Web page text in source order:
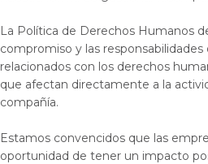
La Política de Derechos Humanos
compromiso y las responsabilidades
relacionados con los derechos
que afectan directamente a la
compañía.
Estamos convencidos que las
oportunidad de tener un impacto